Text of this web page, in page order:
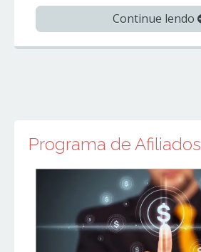
Continue lendo
Programa de Afiliados